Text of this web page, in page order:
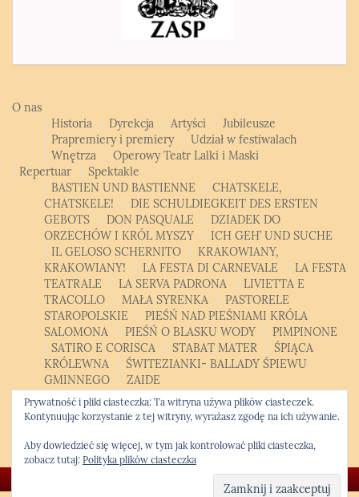
O nas
Historia
Dyrekcja Artyści
Jubileusze
Prapremiery i premiery
Udział w festiwalach
Wnętrza
Operowy Teatr Lalki i Maski
Repertuar
Spektakle
BASTIEN UND BASTIENNE
CHATSKELE,
CHATSKELE!
DIE SCHULDIEGKEIT DES ERSTEN
GEBOTS
DON PASQUALE
DZIADEK DO
ORZECHÓW I KRÓL MYSZY
ICH GEH’ UND SUCHE
IL GELOSO SCHERNITO
KRAKOWIANY,
KRAKOWIANY!
LA FESTA DI CARNEVALE
LA FESTA
TEATRALE
LA SERVA PADRONA
LIVIETTA E
TRACOLLO
MAŁA SYRENKA
PASTORELE
STAROPOLSKIE
PIEŚŃ NAD PIEŚNIAMI KRÓLA
SALOMONA
PIEŚŃ O BLASKU WODY
PIMPINONE
SATIRO E CORISCA
STABAT MATER
ŚPIĄCA
KRÓLEWNA
ŚWITEZIANKI- BALLADY ŚPIEWU
GMINNEGO
ZAIDE
Patroni, sponsorzy, partnerzy
Bilety Kontakt
Polski
English
Krakowski Kurs Altówkowy
Krakowska Opera Kameralna
Prywatność i pliki ciasteczka: Ta witryna używa plików ciasteczek.
Kontynuując korzystanie z tej witryny, wyrażasz zgodę na ich używanie.
Aby dowiedzieć się więcej, w tym jak kontrolować pliki ciasteczka,
zobacz tutaj: Polityka plików ciasteczka